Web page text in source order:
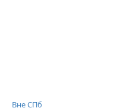
Вне СПб